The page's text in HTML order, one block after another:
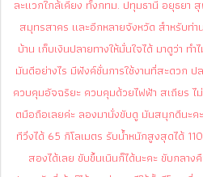
ละแวกใกล้เคียง ทั้งกทม. ปทุมธานี อยุธย
สมุทรสาคร และอีกหลายจังหวัด สำหรับท่า
บ้าน เก็บเงินปลายทางให้มั่นใจได้ มาดูว่า ท
มันดีอย่างไร มีฟังค์ชั่นการใช้งานที่สะดวก ป
ควบคุมอัจฉริยะ ควบคุมด้วยไฟฟ้า สเถียร ไ
ตมือถือเลยค่ะ ลองมานั่งขับดู มันสนุกดีนะค
ทีวิ่งได้ 65 กิโลเมตร รับน้ำหนักสูงสุดได้
สองได้เลย ขับขึ้นเนินก็ได้นะคะ ขับกลา